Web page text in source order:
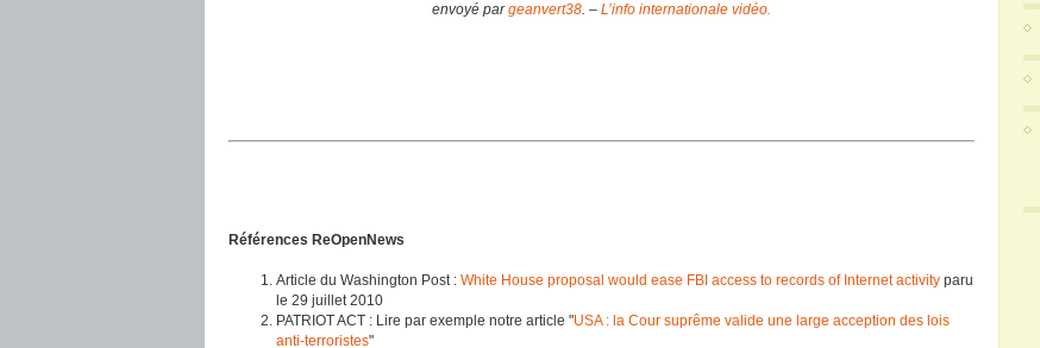
envoyé pargeanvert38. – L’info internationale vidéo.
Références ReOpenNews
Article du Washington Post : White House proposal would ease FBI access to records of Internet activity paru
le 29 juillet 2010
PATRIOT ACT : Lire par exemple notre article "USA : la Cour suprême valide une large acception des lois
anti-terroristes"